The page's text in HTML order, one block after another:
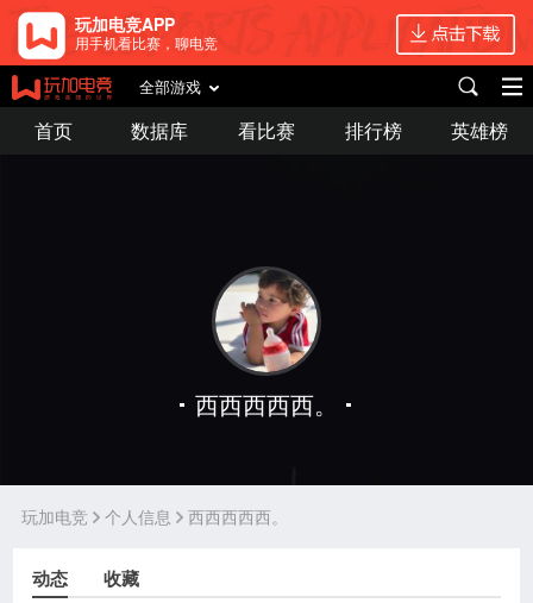
玩加电竞APP
用手机看比赛，聊电竞
全部游戏
首页 数据库 看比赛 排行榜 英雄榜
西西西西西。
玩加电竞 个人信息 西西西西西。
动态 收藏